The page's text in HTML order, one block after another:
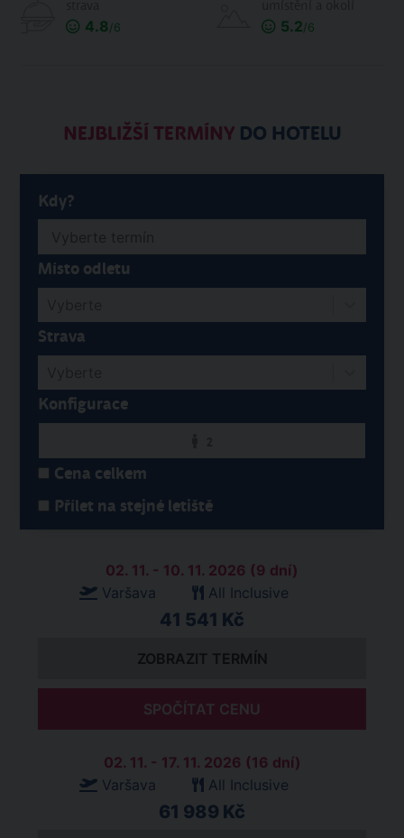
4.8/6 5.2/6
NEJBLIŽŠÍ TERMÍNYDO HOTELU
Kdy?
Místo odletu
Strava
Konfigurace
Cena celkem
Přílet na stejné letiště
02. 11. - 10. 11. 2026 (9 dní)
Varšava
All Inclusive
41 541 Kč
ZOBRAZIT TERMÍN
SPOČÍTAT CENU
02. 11. - 17. 11. 2026 (16 dní)
Varšava
All Inclusive
61 989 Kč